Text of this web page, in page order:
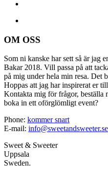
OM OSS
Som ni kanske har sett så är jag
Bakar 2018. Vill passa på att
på mig under hela min resa. Det
Hoppas att jag har inspirerat er
Kontakta mig för frågor, beställa
boka in ett oförglömligt event?
Phone: kommer snart
E-mail: info@sweetandsweeter.se
Sweet & Sweeter
Uppsala
Sweden.